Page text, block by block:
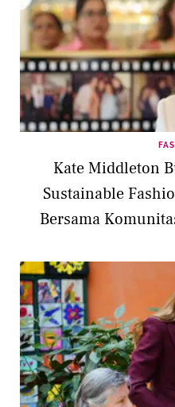
Kate Middleton
Sustainable
Bersama